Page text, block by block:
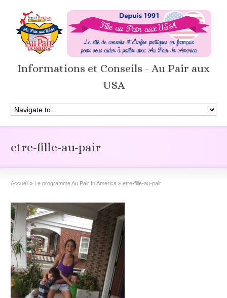
Informations et Conseils - Au Pair aux
USA
etre-fille-au-pair
Accueil » Le programme Au Pair In America » etre-fille-au-pair